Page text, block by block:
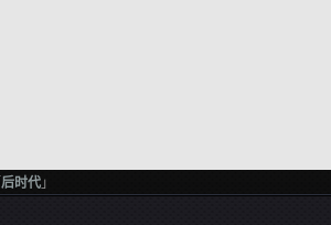
后时代 」